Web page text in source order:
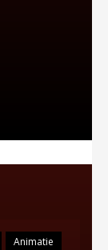
Animatie